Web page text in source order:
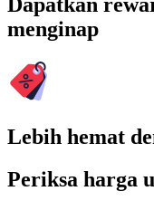
menginap
Lebih hemat
Periksa harga